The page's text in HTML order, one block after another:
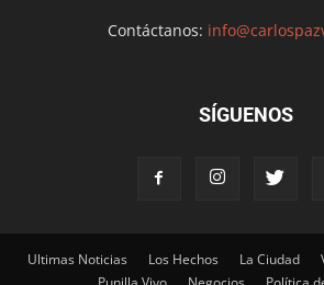
Contáctanos:
SÍGUENOS
Ultimas Noticias Los Hechos La Ciudad